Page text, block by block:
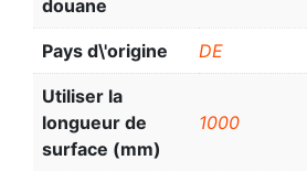
douane
Pays d\'origine DE
Utiliser la
longueur de
surface (mm)
1000